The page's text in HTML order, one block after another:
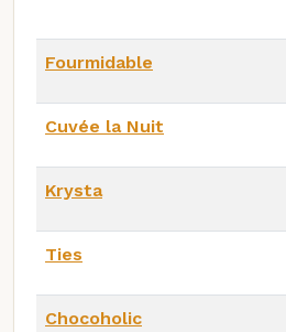
Fourmidable
Cuvée la Nuit
Krysta
Ties
Chocoholic